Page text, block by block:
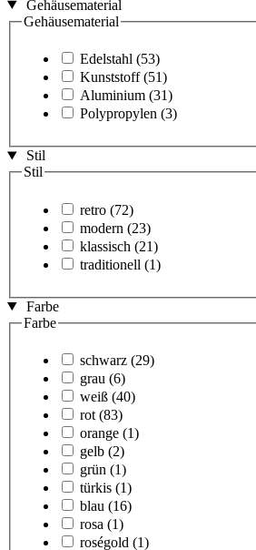
Gehäusematerial
Gehäusematerial
Edelstahl (53)
Kunststoff (51)
Aluminium (31)
Polypropylen (3)
Stil
Stil
retro (72)
modern (23)
klassisch (21)
traditionell (1)
Farbe
Farbe
schwarz (29)
grau (6)
weiß (40)
rot (83)
orange (1)
gelb (2)
grün (1)
türkis (1)
blau (16)
rosa (1)
roségold (1)